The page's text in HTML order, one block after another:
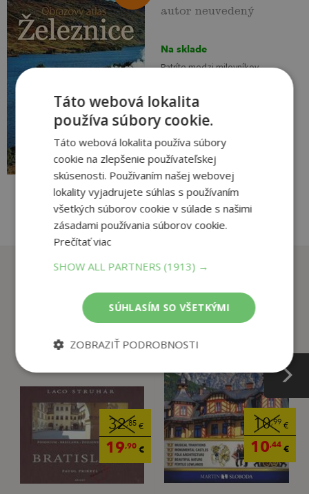
29,90€
14,95€
autor neuvedený
Na sklade
Patríte medzi milovníkov
Železnice vám na nádherných
farebných snímkach prináša tie
najzaujímavejšie železničné
samotných kvalitných fotografií
vás...
pridať do košíka
Zákazníci, ktorí si kúpili
32,85€
19,90€
10,99 €
10,44€
Táto webová lokalita
používa súbory cookie.
Táto webová lokalita používa súbory
cookie na zlepšenie používateľskej
skúsenosti. Používaním našej webovej
lokality vyjadrujete súhlas s používaním
všetkých súborov cookie v súlade s našimi
zásadami používania súborov cookie.
Prečítať viac
SHOW ALL PARTNERS (1913) →
SÚHLASÍM SO VŠETKÝMI
ZOBRAZIŤ PODROBNOSTI